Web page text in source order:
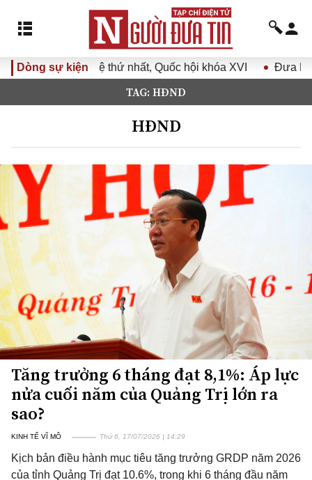
Dòng sự kiện
Quốc hội khóa XVI Đưa Nghị quyết Đại hội Đảng XIV
TAG: HĐND
HĐND
Tăng trưởng 6 tháng đạt 8,1%: Áp lực
nửa cuối năm của Quảng Trị lớn ra
sao?
KINH TẾ VĨ MÔ Thứ 6, 17/07/2026 | 14:29
Kịch bản điều hành mục tiêu tăng trưởng GRDP năm 2026
của tỉnh Quảng Trị đạt 10.6%, trong khi 6 tháng đầu năm